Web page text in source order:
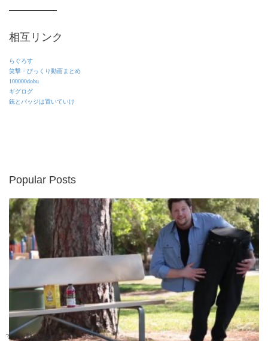
相互リンク
らぐろす
笑撃・びっくり動画まとめ
100000dobu
ギグログ
銃とバッジは置いていけ
Popular Posts
すごい動画